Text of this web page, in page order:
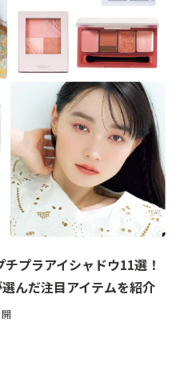
プラアイシャドウ11選！
んだ注目アイテムを紹介